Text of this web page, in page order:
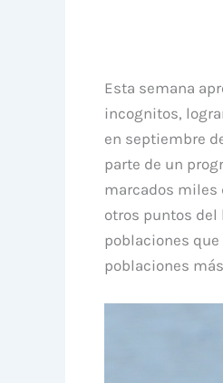
Esta semana
incognitos,
en septiembre
parte de un
marcados miles
otros puntos
poblaciones
poblaciones